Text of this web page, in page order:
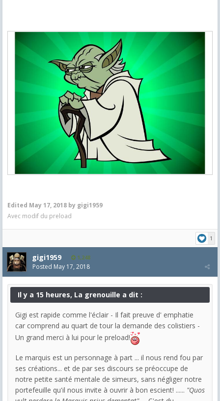
Edited May 17, 2018 by gigi1959
Avec modif du preload
1
gigi1959 1,248
Posted May 17, 2018
Il y a 15 heures, La grenouille a dit :
Gigi est rapide comme l'éclair - Il fait preuve d' emphatie
car comprend au quart de tour la demande des colistiers -
Un grand merci à lui pour le preload!
Le marquis est un personnage à part ... il nous rend fou par
ses créations... et de par ses discours se préoccupe de
notre petite santé mentale de simeurs, sans négliger notre
portefeuille qu'il nous invite à ouvrir à bon escient! ...... "Quos